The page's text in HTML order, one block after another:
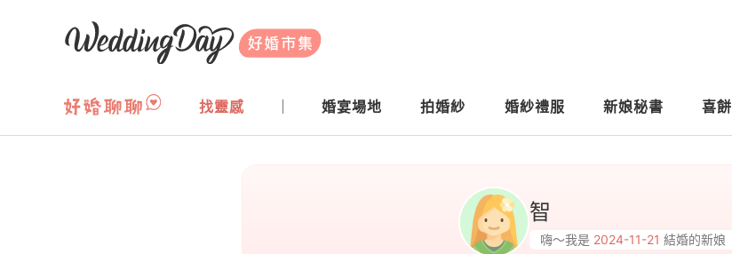
WeddingDay 好婚市集
找靈感 婚宴場地 拍婚紗 婚紗禮服 新娘秘書 喜餅
智
嗨～我是 2024-11-21 結婚的新娘